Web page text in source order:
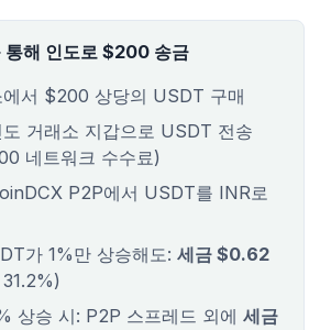
통해 인도로 $200 송금
에서 $200 상당의 USDT 구매
거래소 지갑으로 USDT 전송
네트워크 수수료)
P2P에서 USDT를 INR로
가 1%만 상승해도: 세금 $0.62
상승 시: P2P 스프레드 외에 세금